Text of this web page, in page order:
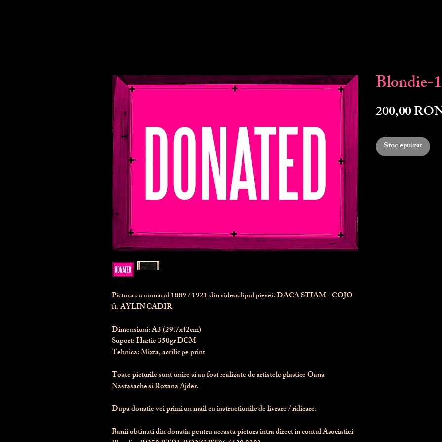
Pictura cu numarul1889/ 1921 din videoclipul piesei: DACA STIAM - COJO
ft. AYLIN CADIR
Dimensiuni: A3 (29.7x42cm)
Suport: Hartie 350gr DCM
Tehnica: Mixta, acrilic pe print
Toate picturile sunt unice si au fost realizate de artistele plastice Oana
Nastasache si Roxana Ajder.
Dupa donatie vei primi un mail cu instructiunile de livrare / ridicare.
Banii obtinuti din donatia pentru aceasta pictura intra direct in contul Asociatiei
Blondie-
200,00
Stoc epuizat